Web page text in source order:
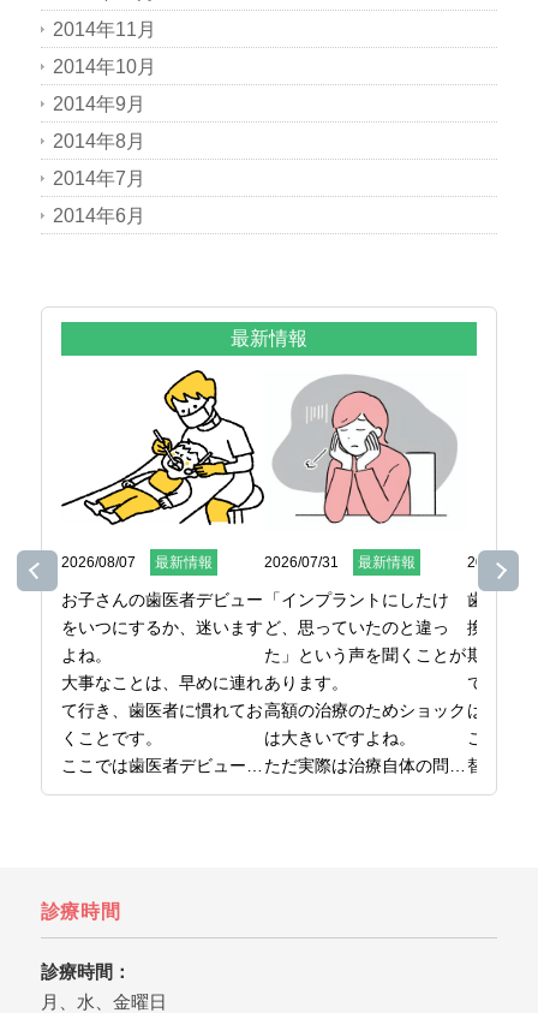
2014年11月
2014年10月
2014年9月
2014年8月
2014年7月
2014年6月
最新情報
2026/08/07 最新情報
お子さんの歯医者デビュー
をいつにするか、迷います
よね。
大事なことは、早めに連れ
て行き、歯医者に慣れてお
くことです。
ここでは歯医者デビューの
時期から、最初の受診で気
を考えたら、日本橋の歯医
2026/07/31 最新情報
「インプラントにしたけ
ど、思っていたのと違っ
た」という声を聞くことが
あります。
高額の治療のためショック
は大きいですよね。
ただ実際は治療自体の問題
というより、事前の確認、
2026/07/
歯ブラ
換して
期間ま
で決め
はない
ここで
替え時
をまと
診療時間
診療時間：
月、水、金曜日